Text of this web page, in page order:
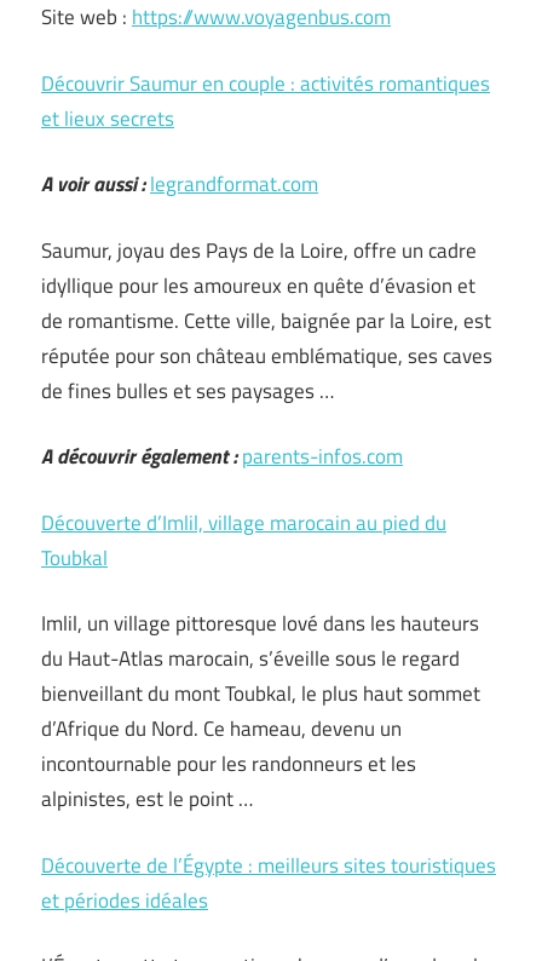
Site web : https://www.voyagenbus.com
Découvrir Saumur en couple : activités romantiques
et lieux secrets
A voir aussi :legrandformat.com
Saumur, joyau des Pays de la Loire, offre un cadre
idyllique pour les amoureux en quête d’évasion et
de romantisme. Cette ville, baignée par la Loire, est
réputée pour son château emblématique, ses caves
de fines bulles et ses paysages …
A découvrir également :parents-infos.com
Découverte d’Imlil, village marocain au pied du
Toubkal
Imlil, un village pittoresque lové dans les hauteurs
du Haut-Atlas marocain, s’éveille sous le regard
bienveillant du mont Toubkal, le plus haut sommet
d’Afrique du Nord. Ce hameau, devenu un
incontournable pour les randonneurs et les
alpinistes, est le point …
Découverte de l’Égypte : meilleurs sites touristiques
et périodes idéales